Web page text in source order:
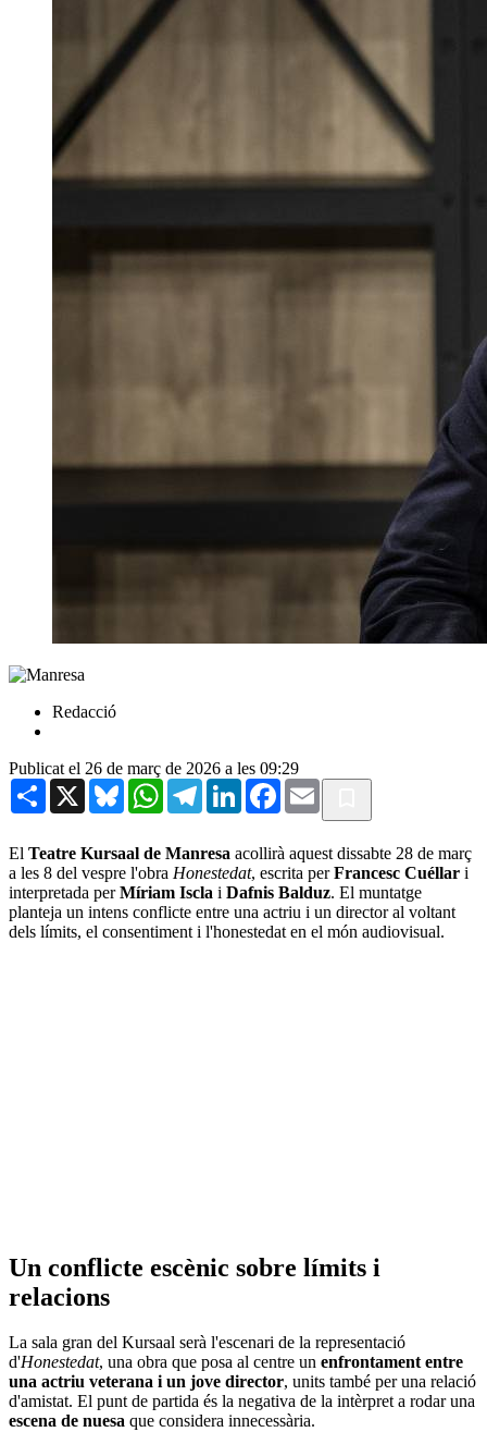
Redacció
Publicat el 26 de març de 2026 a les 09:29
Share X BlueskyWhatsAppTelegramLinkedInFacebook
Email
El Teatre Kursaal de Manresa acollirà aquest dissabte 28 de març
a les 8 del vespre l'obra Honestedat, escrita perFrancesc Cuéllar i
interpretada perMíriam Iscla i Dafnis Balduz. El muntatge
planteja un intens conflicte entre una actriu i un director al voltant
dels límits, el consentiment i l'honestedat en el món audiovisual.
Un conflicte escènic sobre límits i
relacions
La sala gran del Kursaal serà l'escenari de la representació
d'Honestedat, una obra que posa al centre un enfrontament entre
una actriu veterana i un jove director, units també per una relació
d'amistat. El punt de partida és la negativa de la intèrpret a rodar una
escena de nuesa que considera innecessària.